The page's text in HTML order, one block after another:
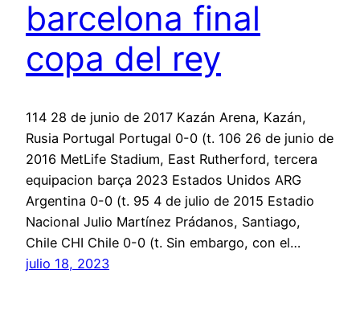
barcelona final
copa del rey
114 28 de junio de 2017 Kazán Arena, Kazán,
Rusia Portugal Portugal 0-0 (t. 106 26 de junio de
2016 MetLife Stadium, East Rutherford, tercera
equipacion barça 2023 Estados Unidos ARG
Argentina 0-0 (t. 95 4 de julio de 2015 Estadio
Nacional Julio Martínez Prádanos, Santiago,
Chile CHI Chile 0-0 (t. Sin embargo, con el…
julio 18, 2023